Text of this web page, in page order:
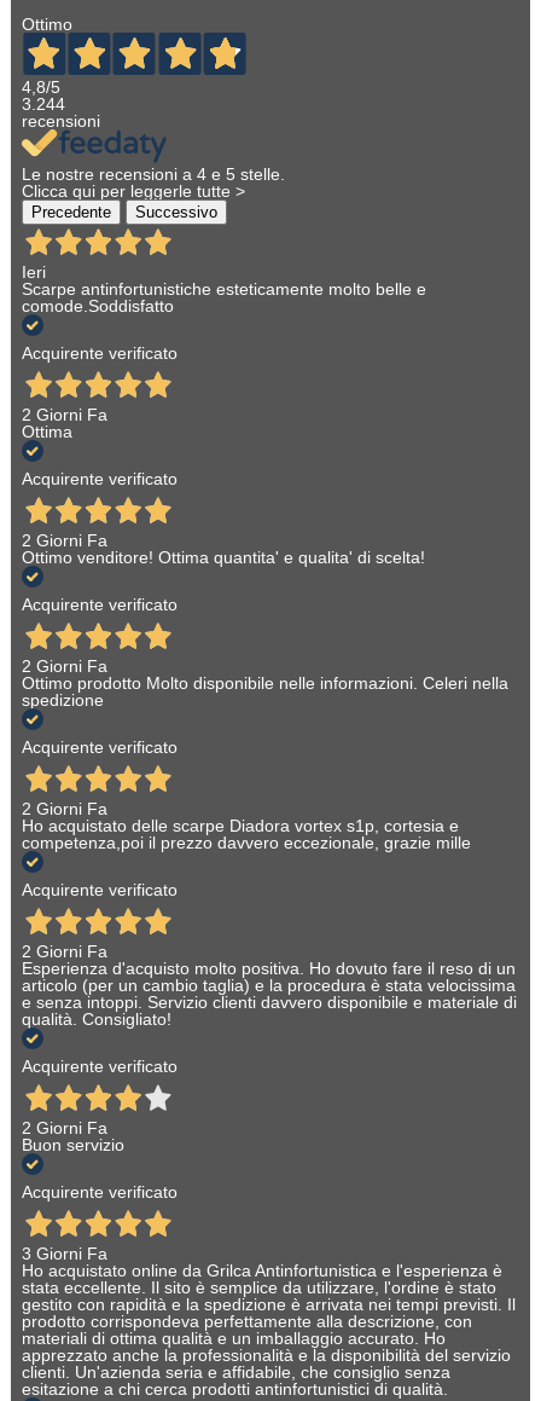
Ottimo
4,8/5
3.244
recensioni
Le nostre recensioni a 4 e 5 stelle.
Clicca qui per leggerle tutte >
Precedente Successivo
Ieri
Scarpe antinfortunistiche esteticamente molto belle e
comode.Soddisfatto
Acquirente verificato
2 Giorni Fa
Ottima
Acquirente verificato
2 Giorni Fa
Ottimo venditore! Ottima quantita' e qualita' di scelta!
Acquirente verificato
2 Giorni Fa
Ottimo prodotto Molto disponibile nelle informazioni. Celeri nella
spedizione
Acquirente verificato
2 Giorni Fa
Ho acquistato delle scarpe Diadora vortex s1p, cortesia e
competenza,poi il prezzo davvero eccezionale, grazie mille
Acquirente verificato
2 Giorni Fa
Esperienza d'acquisto molto positiva. Ho dovuto fare il reso di un
articolo (per un cambio taglia) e la procedura è stata velocissima
e senza intoppi. Servizio clienti davvero disponibile e materiale di
qualità. Consigliato!
Acquirente verificato
2 Giorni Fa
Buon servizio
Acquirente verificato
3 Giorni Fa
Ho acquistato online da Grilca Antinfortunistica e l'esperienza è
stata eccellente. Il sito è semplice da utilizzare, l'ordine è stato
gestito con rapidità e la spedizione è arrivata nei tempi previsti. Il
prodotto corrispondeva perfettamente alla descrizione, con
materiali di ottima qualità e un imballaggio accurato. Ho
apprezzato anche la professionalità e la disponibilità del servizio
clienti. Un'azienda seria e affidabile, che consiglio senza
esitazione a chi cerca prodotti antinfortunistici di qualità.